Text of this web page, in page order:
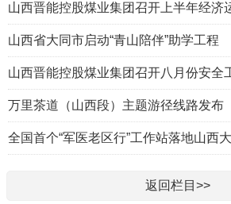
山西晋能控股煤业集团召开上半年经济
山西省大同市启动“青山陪伴”助学工程
山西晋能控股煤业集团召开八月份安全
万里茶道（山西段）主题游径线路发布
全国首个“军医老区行”工作站落地山西
返回栏目>>